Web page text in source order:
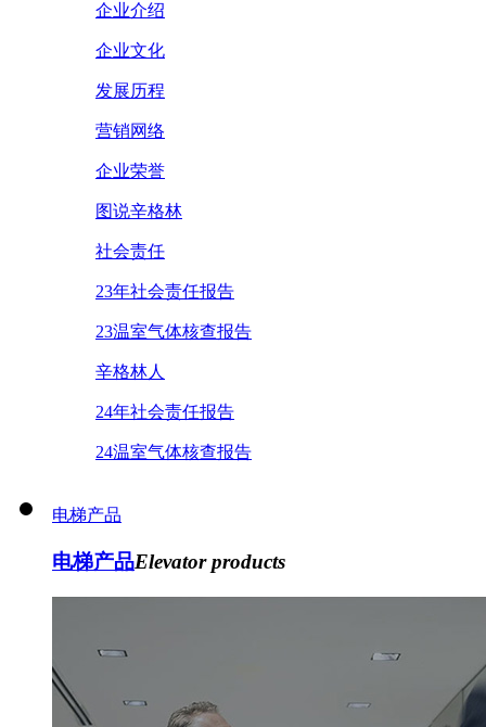
企业介绍
企业文化
发展历程
营销网络
企业荣誉
图说辛格林
社会责任
23年社会责任报告
23温室气体核查报告
辛格林人
24年社会责任报告
24温室气体核查报告
电梯产品
电梯产品Elevator products